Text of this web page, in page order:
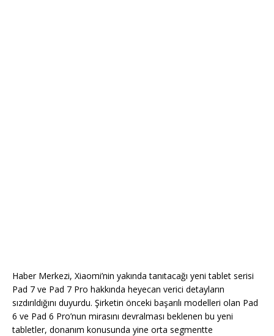
Haber Merkezi, Xiaomi’nin yakında tanıtacağı yeni tablet serisi
Pad 7 ve Pad 7 Pro hakkında heyecan verici detayların
sızdırıldığını duyurdu. Şirketin önceki başarılı modelleri olan Pad
6 ve Pad 6 Pro’nun mirasını devralması beklenen bu yeni
tabletler, donanım konusunda yine orta segmentte